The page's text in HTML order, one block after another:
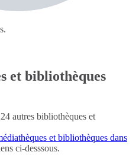
et bibliothèques
autres bibliothèques et
et bibliothèques dans
ci-desssous.